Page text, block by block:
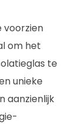
voorzien
om het
te
unieke
aanzienlijk